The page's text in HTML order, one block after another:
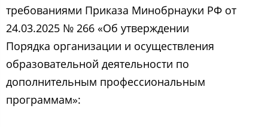
требованиями Приказа Минобрнауки РФ от
24.03.2025 № 266 «Об утверждении
Порядка организации и осуществления
образовательной деятельности по
дополнительным профессиональным
программам»: